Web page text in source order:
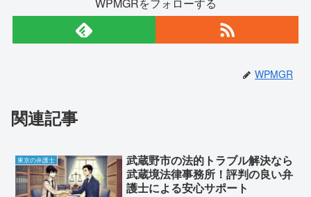
WPMGR
関連記事
東京の弁護士
武蔵野市の法的トラブル解決なら
武蔵境法律事務所！評判の良い弁
護士による安心サポート